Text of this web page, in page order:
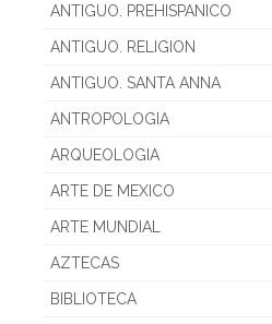
ANTIGUO. PREHISPANICO
ANTIGUO. RELIGION
ANTIGUO. SANTA ANNA
ANTROPOLOGIA
ARQUEOLOGIA
ARTE DE MEXICO
ARTE MUNDIAL
AZTECAS
BIBLIOTECA